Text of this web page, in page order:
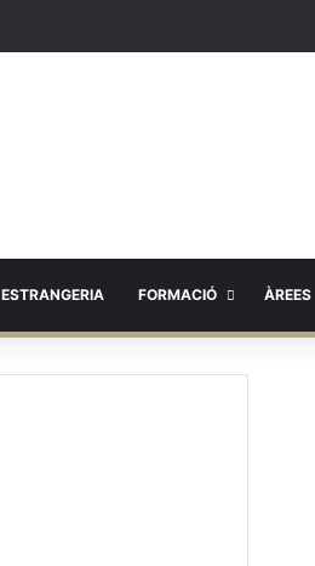
ESTRANGERIA FORMACIÓ ÀREES